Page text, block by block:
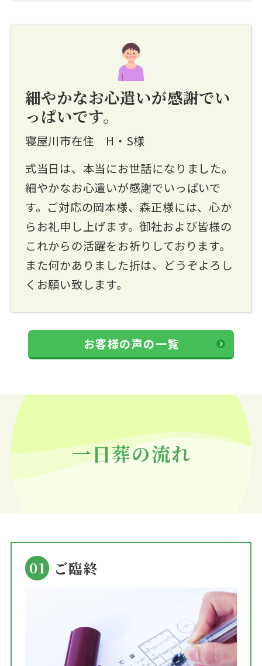
細やかなお心遣いが感謝でい
っぱいです。
寝屋川市在住 H・S様
式当日は、本当にお世話になりました。
細やかなお心遣いが感謝でいっぱいで
す。ご対応の岡本様、森正様には、心か
らお礼申し上げます。御社および皆様の
これからの活躍をお祈りしております。
また何かありました折は、どうぞよろし
くお願い致します。
お客様の声の一覧
一日葬の流れ
01 ご臨終